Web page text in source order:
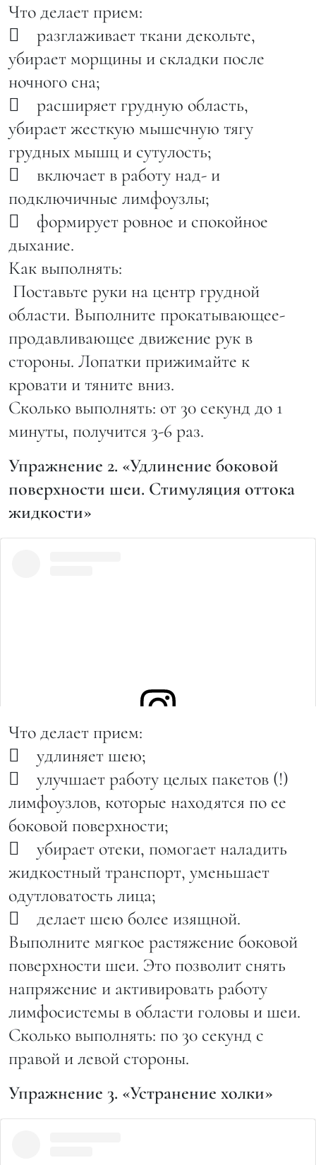
Что делает прием:
 разглаживает ткани декольте,
убирает морщины и складки после
ночного сна;
 расширяет грудную область,
убирает жесткую мышечную тягу
грудных мышц и сутулость;
 включает в работу над- и
подключичные лимфоузлы;
 формирует ровное и спокойное
дыхание.
Как выполнять:
Поставьте руки на центр грудной
области. Выполните прокатывающее-
продавливающее движение рук в
стороны. Лопатки прижимайте к
кровати и тяните вниз.
Сколько выполнять: от 30 секунд до 1
минуты, получится 3-6 раз.
Упражнение 2. «Удлинение боковой
поверхности шеи. Стимуляция оттока
жидкости»
Посмотреть эту публикацию в Instagram
Утренний омолаживающий комплекс. Часть 2. Упражнения
этой части имеют лимфодренажную направленность. ⠀
➡️Прием №3 Разглаживает ткани декольте, убирает
морщины и складки после ночного сна. Расширяет грудную
область, убирает жесткую мышечную тягу грудных мышц и
сутулость. Включает в работу над- и подключичные
лимфоузлы. Формирует ровное и спокойное дыхание. ⠀
Если готовы к более основательной работе с грудным
лимфатическим протоком, то делайте это упражнение на
глубоком вдохе и усильте глубину проходки. Пытайтесь
«растащить» две половинки грудной области, направляя
Что делает прием:
 удлиняет шею;
 улучшает работу целых пакетов (!)
лимфоузлов, которые находятся по ее
боковой поверхности;
 убирает отеки, помогает наладить
жидкостный транспорт, уменьшает
одутловатость лица;
 делает шею более изящной.
Выполните мягкое растяжение боковой
поверхности шеи. Это позволит снять
напряжение и активировать работу
лимфосистемы в области головы и шеи.
Сколько выполнять: по 30 секунд с
правой и левой стороны.
Упражнение 3. «Устранение холки»